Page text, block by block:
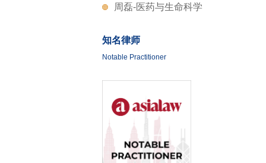
周磊-医药与生命科学
知名律师
Notable Practitioner